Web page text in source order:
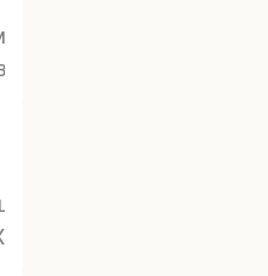
4
свинины, Блюда из
Льва Толстого, 19